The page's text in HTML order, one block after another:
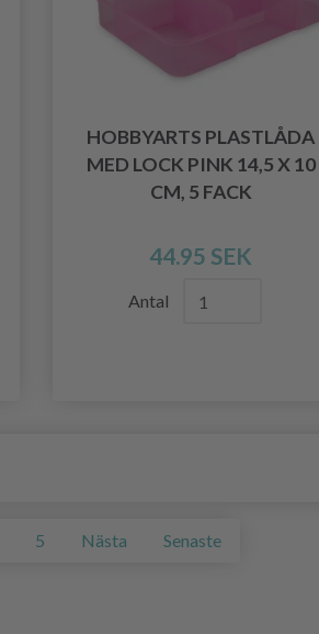
HOBBYARTS PLASTLÅDA
MED LOCK PINK 14,5 X 10
CM, 5 FACK
44.95 SEK
Antal
5 Nästa Senaste